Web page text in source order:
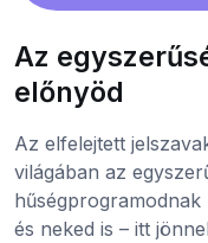
Az
előnyöd
Az elfelejtett
világában az
és neked is – itt